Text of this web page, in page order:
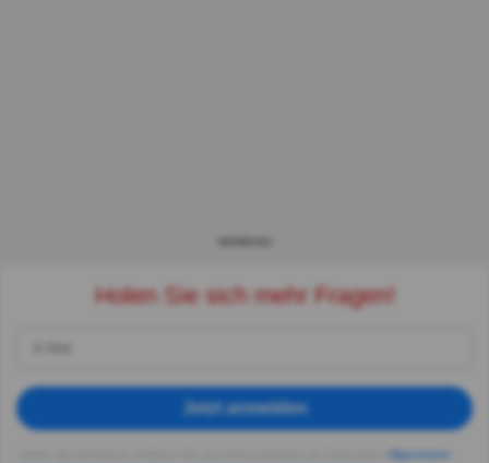
Holen Sie sich mehr Fragen!
Jetzt anmelden
Allgemeinen